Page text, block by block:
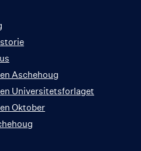
Aschehoug
Universitetsforlaget
Oktober